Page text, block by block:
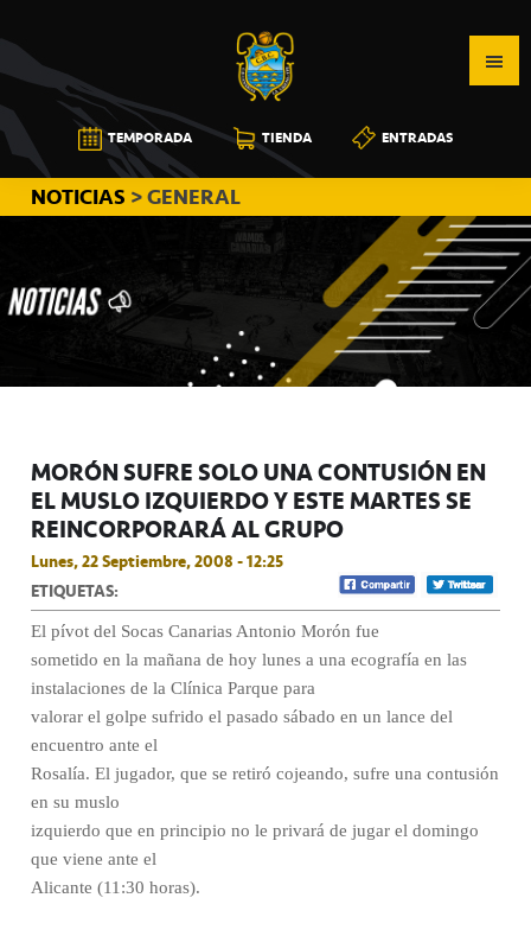
a
la
navegación
principal
al
contenido
principal
a
la
barra
lateral
principal
CB
CANARIAS
TEMPORADA TIENDA ENTRADAS
NOTICIAS > GENERAL
MORÓN SUFRE SOLO UNA CONTUSIÓN EN
EL MUSLO IZQUIERDO Y ESTE MARTES SE
REINCORPORARÁ AL GRUPO
Lunes, 22 Septiembre, 2008 - 12:25
ETIQUETAS:
El pívot del Socas Canarias Antonio Morón fue
sometido en la mañana de hoy lunes a una ecografía en las
instalaciones de la Clínica Parque para
valorar el golpe sufrido el pasado sábado en un lance del
encuentro ante el
Rosalía. El jugador, que se retiró cojeando, sufre una contusión
en su muslo
izquierdo que en principio no le privará de jugar el domingo
que viene ante el
Alicante (11:30 horas).